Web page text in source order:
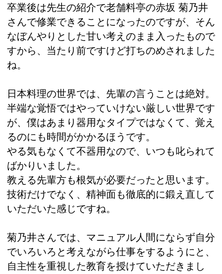
卒業後は先生の紹介で老舗料亭の赤坂 菊乃井
さんで修業できることになったのですが、そん
なぼんやりとした甘い考えのまま入ったもので
すから、当たり前ですけど打ちのめされました
ね。
日本料理の世界では、先輩の言うことは絶対。
半端な覚悟ではやっていけない厳しい世界です
が、僕はあまり器用なタイプではなくて、覚え
るのにも時間がかかるほうです。
やる気もなくて不器用なので、いつも叱られて
ばかりいました。
教える先輩方も根気が必要だったと思います。
技術だけでなく、精神面も徹底的に鍛え直して
いただいた感じですね。
菊乃井さんでは、マニュアル人間にならず自分
でいろいろと考えながら仕事をするようにと、
自主性を重視した教育を授けていただきまし